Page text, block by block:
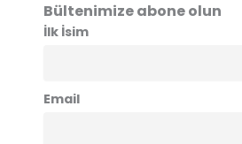
Bültenimize abone olun
İlk İsim
Email